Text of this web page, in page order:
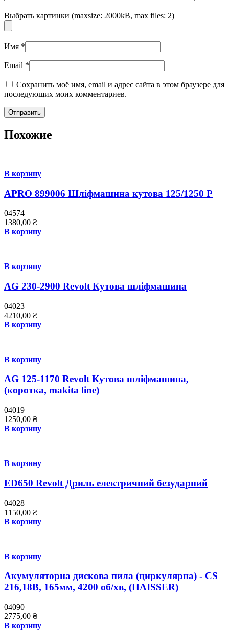
Выбрать картинки (maxsize: 2000kB, max files: 2)
Имя *
Email *
Сохранить моё имя, email и адрес сайта в этом браузере для
последующих моих комментариев.
Похожие
В корзину
APRO 899006 Шліфмашина кутова 125/1250 Р
04574
1380,00 ₴
В корзину
В корзину
AG 230-2900 Revolt Кутова шліфмашина
04023
4210,00 ₴
В корзину
В корзину
AG 125-1170 Revolt Кутова шліфмашина,
(коротка, makita line)
04019
1250,00 ₴
В корзину
В корзину
ED650 Revolt Дриль електричний безударний
04028
1150,00 ₴
В корзину
В корзину
Акумуляторна дискова пила (циркулярна) - CS
216,18В, 165мм, 4200 об/хв, (HAISSER)
04090
2775,00 ₴
В корзину